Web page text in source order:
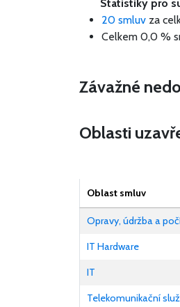
Statistiky pro
20 smluv za
Celkem 0,0 %
Závažné
Oblasti
Oblast smluv
Opravy, údržba a
IT Hardware
IT
Telekomunikační